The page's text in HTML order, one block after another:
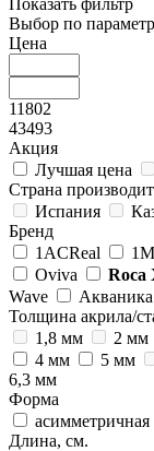
Выбор по
Цена
11802
43493
Акция
Лучшая цена
Страна
Испания
Бренд
1ACReal
Oviva
Roca
Wave
Акваника
Толщина акрила/
1,8 мм
2 мм
4 мм
5 мм
6,3 мм
Форма
асимметричная
Длина, см.